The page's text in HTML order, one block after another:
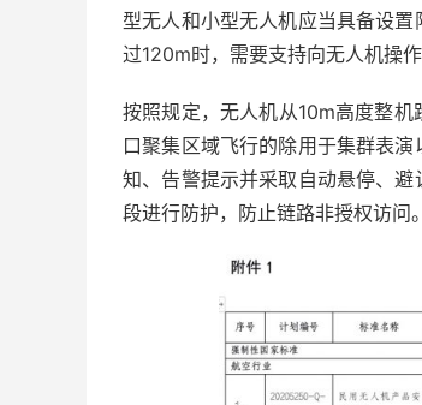
型无人和小型无人机应当具备设
过120m时，需要支持向无人机操
按照规定，无人机从10m高度整
口聚集区域飞行的除用于集群表
知、告警提示并采取自动悬停、
段进行防护，防止链路非授权访问。